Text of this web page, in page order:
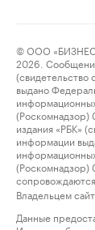
© ООО
2026.
(свидетельство
выдано
издания «РБК»
информации
Владельцем
Данные